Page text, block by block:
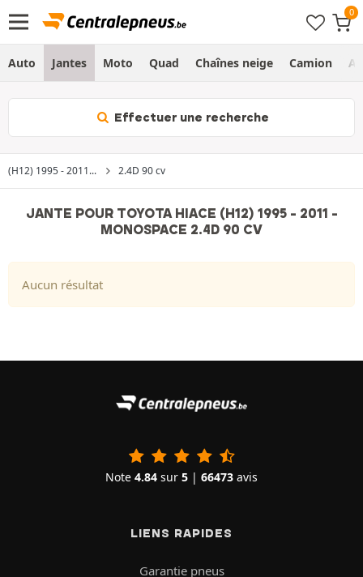
Auto Jantes Moto Quad Chaînes neige Camion
Effectuer une recherche
(H12) 1995 - 2011... 2.4D 90 cv
JANTE POUR TOYOTA HIACE (H12) 1995 - 2011 -
MONOSPACE 2.4D 90 CV
Aucun résultat
Note 4.84 sur 5 | 66473 avis
LIENS RAPIDES
Garantie pneus